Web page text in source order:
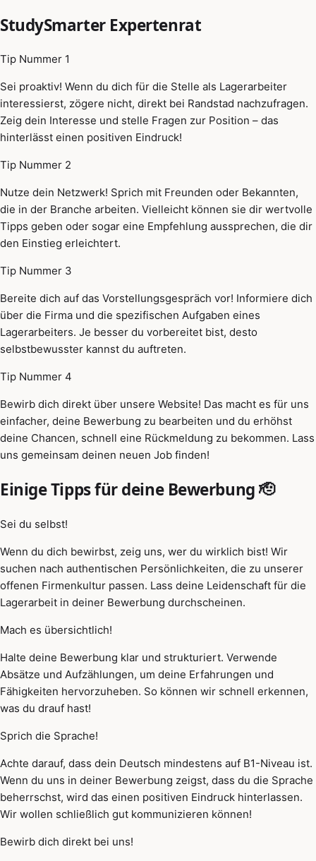
StudySmarter Expertenrat
Tip Nummer 1
Sei proaktiv! Wenn du dich für die Stelle als Lagerarbeiter
interessierst, zögere nicht, direkt bei Randstad nachzufragen.
Zeig dein Interesse und stelle Fragen zur Position – das
hinterlässt einen positiven Eindruck!
Tip Nummer 2
Nutze dein Netzwerk! Sprich mit Freunden oder Bekannten,
die in der Branche arbeiten. Vielleicht können sie dir wertvolle
Tipps geben oder sogar eine Empfehlung aussprechen, die dir
den Einstieg erleichtert.
Tip Nummer 3
Bereite dich auf das Vorstellungsgespräch vor! Informiere dich
über die Firma und die spezifischen Aufgaben eines
Lagerarbeiters. Je besser du vorbereitet bist, desto
selbstbewusster kannst du auftreten.
Tip Nummer 4
Bewirb dich direkt über unsere Website! Das macht es für uns
einfacher, deine Bewerbung zu bearbeiten und du erhöhst
deine Chancen, schnell eine Rückmeldung zu bekommen. Lass
uns gemeinsam deinen neuen Job finden!
Einige Tipps für deine Bewerbung 🫡
Sei du selbst!
Wenn du dich bewirbst, zeig uns, wer du wirklich bist! Wir
suchen nach authentischen Persönlichkeiten, die zu unserer
offenen Firmenkultur passen. Lass deine Leidenschaft für die
Lagerarbeit in deiner Bewerbung durchscheinen.
Mach es übersichtlich!
Halte deine Bewerbung klar und strukturiert. Verwende
Absätze und Aufzählungen, um deine Erfahrungen und
Fähigkeiten hervorzuheben. So können wir schnell erkennen,
was du drauf hast!
Sprich die Sprache!
Achte darauf, dass dein Deutsch mindestens auf B1-Niveau ist.
Wenn du uns in deiner Bewerbung zeigst, dass du die Sprache
beherrschst, wird das einen positiven Eindruck hinterlassen.
Wir wollen schließlich gut kommunizieren können!
Bewirb dich direkt bei uns!